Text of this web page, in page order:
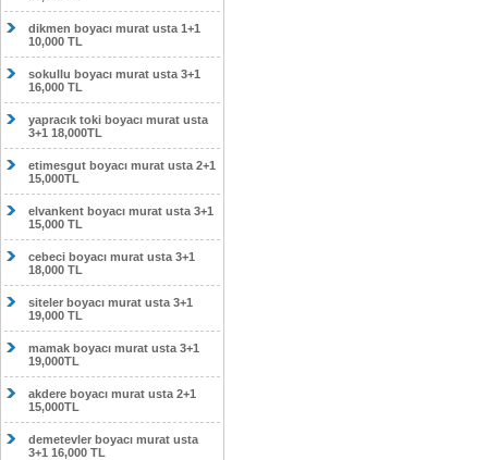
dikmen boyacı murat usta 1+1
10,000 TL
sokullu boyacı murat usta 3+1
16,000 TL
yapracık toki boyacı murat usta
3+1 18,000TL
etimesgut boyacı murat usta 2+1
15,000TL
elvankent boyacı murat usta 3+1
15,000 TL
cebeci boyacı murat usta 3+1
18,000 TL
siteler boyacı murat usta 3+1
19,000 TL
mamak boyacı murat usta 3+1
19,000TL
akdere boyacı murat usta 2+1
15,000TL
demetevler boyacı murat usta
3+1 16,000 TL